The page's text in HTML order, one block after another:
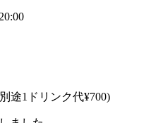
途1 ドリンク代¥700)